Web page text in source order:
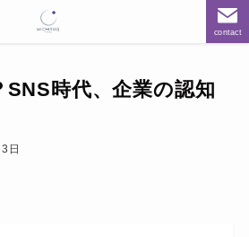
contact
SNS時代、企業の認知
日